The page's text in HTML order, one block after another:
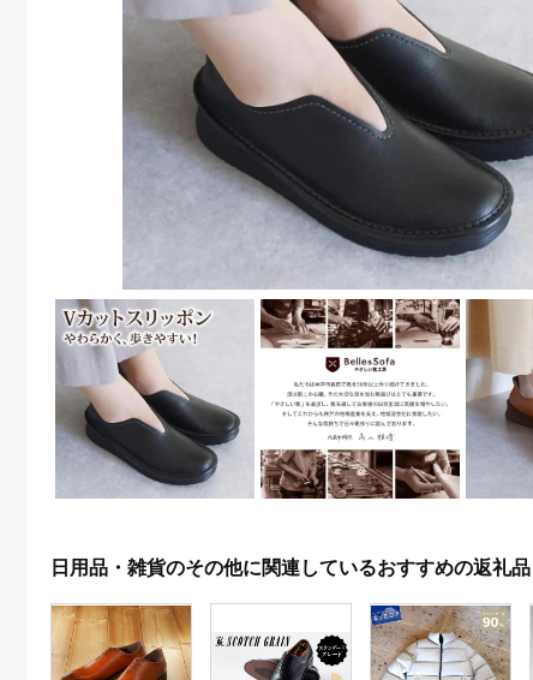
日用品・雑貨のその他に関連しているおすすめの返礼品